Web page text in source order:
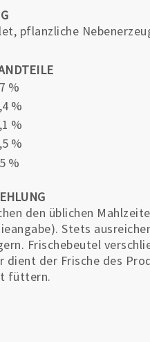
pflanzliche
%
%
%
%
%
den üblichen
Stets
Frischebeutel
dient der Frische des
füttern.